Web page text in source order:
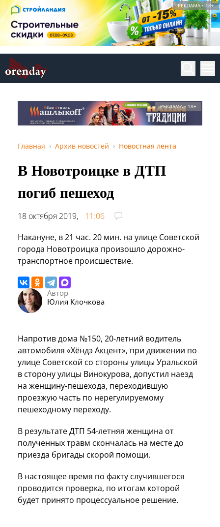
РЕКЛАМА • 18+
РЕКЛАМА • 18+
Главная Архив новостей Новостная лента
В Новотроицке в ДТП
погиб пешеход
18 октября 2019,
11:06
Накануне, в 21 час. 20 мин. на улице Советской
города Новотроицка произошло дорожно-
транспортное происшествие.
Автор
Юлия Клочкова
Напротив дома №150, 20-летний водитель
автомобиля «Хёндэ Акцент», при движении по
улице Советской со стороны улицы Уральской
в сторону улицы Винокурова, допустил наезд
на женщину-пешехода, переходившую
проезжую часть по нерегулируемому
пешеходному переходу.
В результате ДТП 54-летняя женщина от
полученных травм скончалась на месте до
приезда бригады скорой помощи.
В настоящее время по факту случившегося
проводится проверка, по итогам которой
будет принято процессуальное решение.